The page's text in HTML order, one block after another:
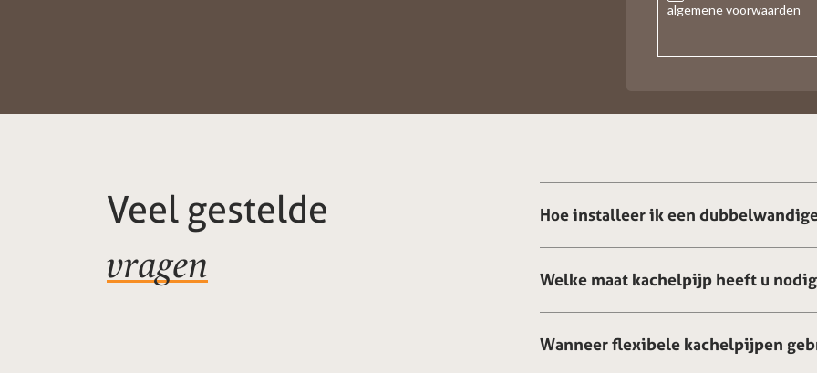
algemene voorwaarden
Veel gestelde
vragen
Hoe installeer ik een
Welke maat kachelpijp heeft u
Wanneer flexibele kachelpijpen